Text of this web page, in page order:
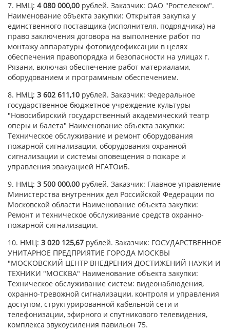
7. НМЦ: 4 080 000,00 рублей. Заказчик: ОАО "Ростелеком".
Наименование объекта закупки: Открытая закупка у
единственного поставщика (исполнителя, подрядчика) на
право заключения договора на выполнение работ по
монтажу аппаратуры фотовидеофиксации в целях
обеспечения правопорядка и безопасности на улицах г.
Рязани, включая обеспечение работ материалами,
оборудованием и программным обеспечением.
8. НМЦ: 3 602 611,10 рублей. Заказчик: Федеральное
государственное бюджетное учреждение культуры
"Новосибирский государственный академический театр
оперы и балета" Наименование объекта закупки:
Техническое обслуживание и ремонт оборудования
пожарной сигнализации, оборудования охранной
сигнализации и системы оповещения о пожаре и
управления эвакуацией НГАТОиБ.
9. НМЦ: 3 500 000,00 рублей. Заказчик: Главное управление
Министерства внутренних дел Российской Федерации по
Московской области Наименование объекта закупки:
Ремонт и техническое обслуживание средств охранно-
пожарной сигнализации.
10. НМЦ: 3 020 125,67 рублей. Заказчик: ГОСУДАРСТВЕННОЕ
УНИТАРНОЕ ПРЕДПРИЯТИЕ ГОРОДА МОСКВЫ
"МОСКОВСКИЙ ЦЕНТР ВНЕДРЕНИЯ ДОСТИЖЕНИЙ НАУКИ И
ТЕХНИКИ "МОСКВА" Наименование объекта закупки:
Техническое обслуживание систем: видеонаблюдения,
охранно-тревожной сигнализации, контроля и управления
доступом, структурированной кабельной сети и
телефонизации, эфирного и спутникового телевидения,
комплекса звукоусиления павильон 75.